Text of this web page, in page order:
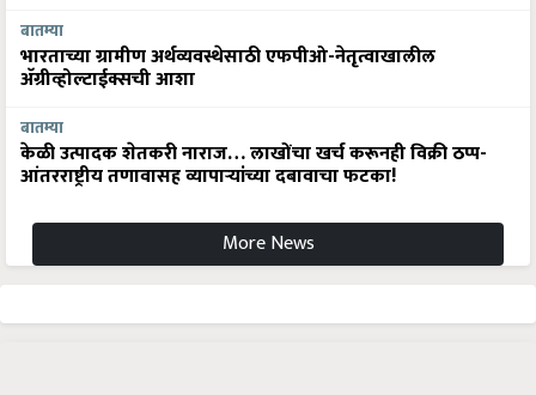
बातम्या
भारताच्या ग्रामीण अर्थव्यवस्थेसाठी एफपीओ-नेतृत्वाखालील
अ‍ॅग्रीव्होल्टाईक्सची आशा
बातम्या
केळी उत्पादक शेतकरी नाराज… लाखोंचा खर्च करूनही विक्री ठप्प-
आंतरराष्ट्रीय तणावासह व्यापाऱ्यांच्या दबावाचा फटका!
More News